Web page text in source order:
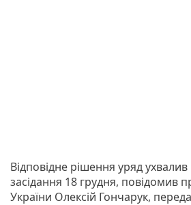
Відповідне рішення уряд ухвалив
засідання 18 грудня, повідомив
України Олексій Гончарук,